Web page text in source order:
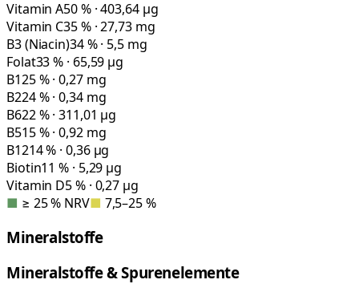
Vitamin A50 % · 403,64 µg
Vitamin C35 % · 27,73 mg
B3 (Niacin)34 % · 5,5 mg
Folat33 % · 65,59 µg
B125 % · 0,27 mg
B224 % · 0,34 mg
B622 % · 311,01 µg
B515 % · 0,92 mg
B1214 % · 0,36 µg
Biotin11 % · 5,29 µg
Vitamin D5 % · 0,27 µg
■ ≥ 25 % NRV■ 7,5–25 %
Mineralstoffe
Mineralstoffe & Spurenelemente